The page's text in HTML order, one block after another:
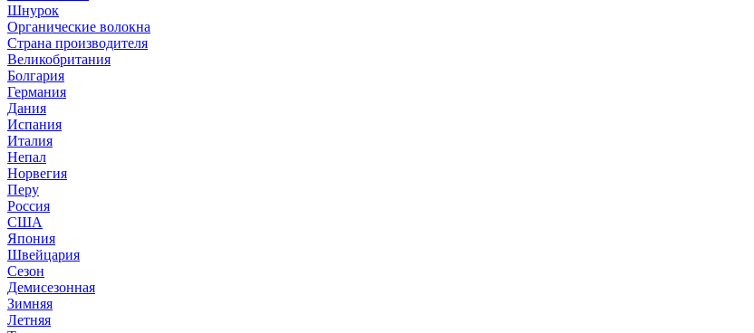
Шнурок
Органические волокна
Страна производителя
Великобритания
Болгария
Германия
Дания
Испания
Италия
Непал
Норвегия
Перу
Россия
США
Япония
Швейцария
Сезон
Демисезонная
Зимняя
Летняя